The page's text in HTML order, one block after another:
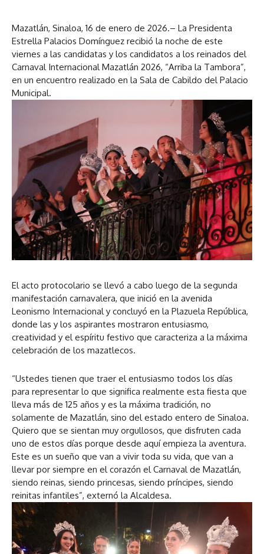
Mazatlán, Sinaloa, 16 de enero de 2026.– La Presidenta
Estrella Palacios Domínguez recibió la noche de este
viernes a las candidatas y los candidatos a los reinados del
Carnaval Internacional Mazatlán 2026, “Arriba la Tambora”,
en un encuentro realizado en la Sala de Cabildo del Palacio
Municipal.
El acto protocolario se llevó a cabo luego de la segunda
manifestación carnavalera, que inició en la avenida
Leonismo Internacional y concluyó en la Plazuela República,
donde las y los aspirantes mostraron entusiasmo,
creatividad y el espíritu festivo que caracteriza a la máxima
celebración de los mazatlecos.
“Ustedes tienen que traer el entusiasmo todos los días
para representar lo que significa realmente esta fiesta que
lleva más de 125 años y es la máxima tradición, no
solamente de Mazatlán, sino del estado entero de Sinaloa.
Quiero que se sientan muy orgullosos, que disfruten cada
uno de estos días porque desde aquí empieza la aventura.
Este es un sueño que van a vivir toda su vida, que van a
llevar por siempre en el corazón el Carnaval de Mazatlán,
siendo reinas, siendo princesas, siendo príncipes, siendo
reinitas infantiles”, externó la Alcaldesa.